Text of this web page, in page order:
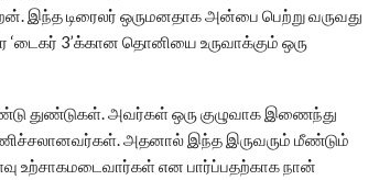
இந்த டிரைலர் ஒருமனதாக அன்பை பெற்று வருவது
‘டைகர் 3’க்கான தொனியை உருவாக்கும் ஒரு
துண்டுகள். அவர்கள் ஒரு குழுவாக இணைந்து
அதனால் இந்த இருவரும் மீண்டும்
உற்சாகமடைவார்கள் என பார்ப்பதற்காக நான்